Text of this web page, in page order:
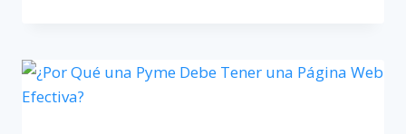
MI